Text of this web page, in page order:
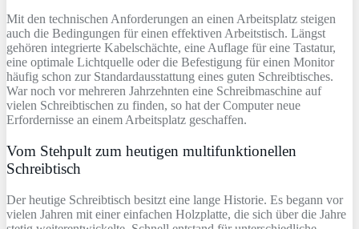
Mit den technischen Anforderungen an einen Arbeitsplatz steigen
auch die Bedingungen für einen effektiven Arbeitstisch. Längst
gehören integrierte Kabelschächte, eine Auflage für eine Tastatur,
eine optimale Lichtquelle oder die Befestigung für einen Monitor
häufig schon zur Standardausstattung eines guten Schreibtisches.
War noch vor mehreren Jahrzehnten eine Schreibmaschine auf
vielen Schreibtischen zu finden, so hat der Computer neue
Erfordernisse an einem Arbeitsplatz geschaffen.
Vom Stehpult zum heutigen multifunktionellen
Schreibtisch
Der heutige Schreibtisch besitzt eine lange Historie. Es begann vor
vielen Jahren mit einer einfachen Holzplatte, die sich über die Jahre